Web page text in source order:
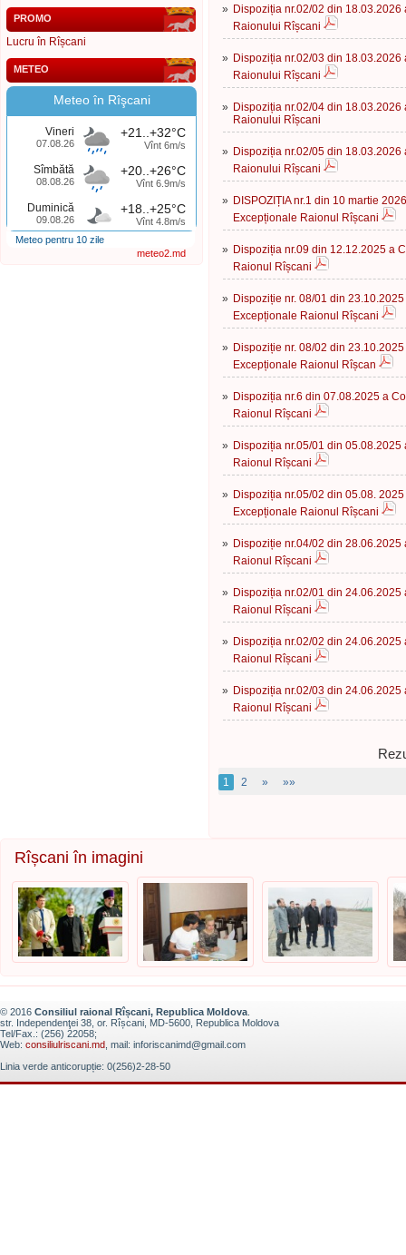
PROMO
Lucru în Rîșcani
METEO
Meteo în Rîşcani
Vineri
07.08.26
+21..+32°C
Vînt 6m/s
Sîmbătă
08.08.26
+20..+26°C
Vînt 6.9m/s
Duminică
09.08.26
+18..+25°C
Vînt 4.8m/s
Meteo pentru 10 zile
meteo2.md
» Dispoziția nr.02/02 din
Raionului Rîșcani
» Dispoziția nr.02/03 din
Raionului Rîșcani
» Dispoziția nr.02/04 din
Raionului Rîșcani
» Dispoziția nr.02/05 din
Raionului Rîșcani
» DISPOZIȚIA nr.1 din 10 martie
Excepționale Raionul Rîșcani
» Dispoziția nr.09 din 12.12.2025 a
Raionul Rîșcani
» Dispoziție nr. 08/01 din
Excepționale Raionul Rîșcani
» Dispoziție nr. 08/02 din
Excepționale Raionul Rîșcan
» Dispoziția nr.6 din 07.08.2025 a
Raionul Rîșcani
» Dispoziția nr.05/01 din
Raionul Rîșcani
» Dispoziția nr.05/02 din 05.08.
Excepționale Raionul Rîșcani
» Dispoziție nr.04/02 din
Raionul Rîșcani
» Dispoziția nr.02/01 din
Raionul Rîșcani
» Dispoziția nr.02/02 din
Raionul Rîșcani
» Dispoziția nr.02/03 din
Raionul Rîșcani
1 2 » »»
Rîșcani în imagini
© 2016 Consiliul raional Rîșcani, Republica Moldova
str. Independenţei 38, or. Rîșcani, MD-5600, Republica Moldova
Tel/Fax.: (256) 22058;
Web: consiliulriscani.md , mail: inforiscanimd@gmail.com
Linia verde anticorupție: 0(256)2-28-50